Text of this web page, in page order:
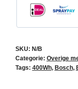
SKU: N/B
Categorie: Overige
Tags: 400Wh, Bosch,